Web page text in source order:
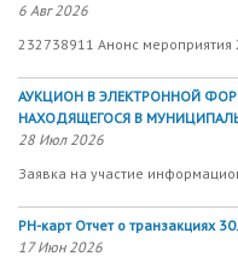
6 Авг 2026
232738911 Анонс мероприятия
АУКЦИОН В ЭЛЕКТРОННОЙ
НАХОДЯЩЕГОСЯ В
28 Июл 2026
Заявка на участие
РН-карт Отчет о транзакциях
17 Июн 2026